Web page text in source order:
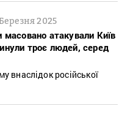
2025
масовано атакували Київ
троє людей, серед
російської